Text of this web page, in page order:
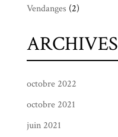
Vendanges (2)
ARCHIVES
octobre 2022
octobre 2021
juin 2021